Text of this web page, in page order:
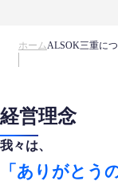
ホームALSOK三重に
経営理念
我々は、
「ありがとう